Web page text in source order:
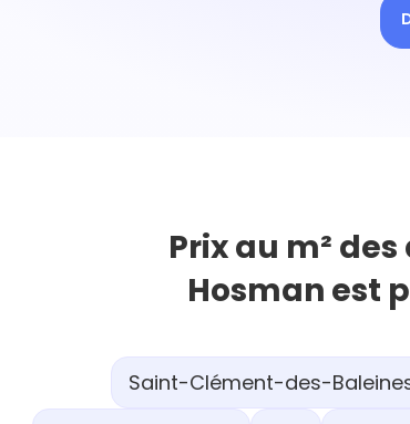
Prix au m²
Hosman est
Saint-Clément-des-